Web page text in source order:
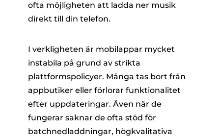
ofta möjligheten att ladda ner musik
direkt till din telefon.
I verkligheten är mobilappar mycket
instabila på grund av strikta
plattformspolicyer. Många tas bort från
appbutiker eller förlorar funktionalitet
efter uppdateringar. Även när de
fungerar saknar de ofta stöd för
batchnedladdningar, högkvalitativa